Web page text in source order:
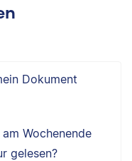
Dokument
Wochenende
gelesen?